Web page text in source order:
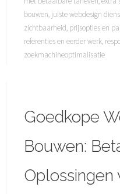
bouwen, juiste webdesign
zichtbaarheid, prijsopties en
referenties en eerder werk,
zoekmachineoptimalisatie
Goedkope
Bouwen:
Oplossingen